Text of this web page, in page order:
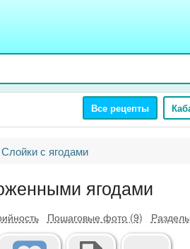
Все рецепты
Слойки с ягодами
ягодами
Пошаговые фото (9)